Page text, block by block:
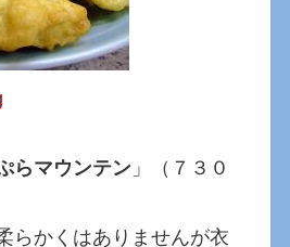
らマウンテン 」（７３０
らかくはありませんが衣